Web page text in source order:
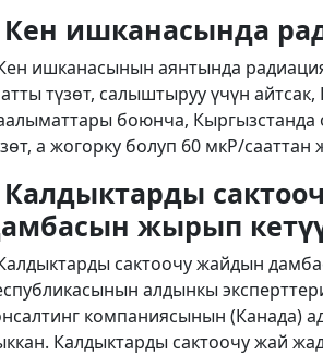
Кен ишканасында
ишканасынын аянтында
түзөт, салыштыруу үчүн
боюнча, Кыргызстанда
а жогорку болуп 60 мкР/сааттан
Калдыктарды
жырып
сактоочу жайдын
алдынкы
компаниясынын (Канада)
Калдыктарды сактоочу жай